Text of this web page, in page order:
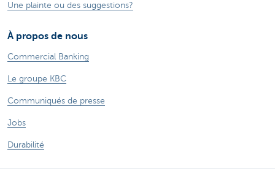
Une plainte ou des suggestions?
À propos de nous
Commercial Banking
Le groupe KBC
Communiqués de presse
Jobs
Durabilité